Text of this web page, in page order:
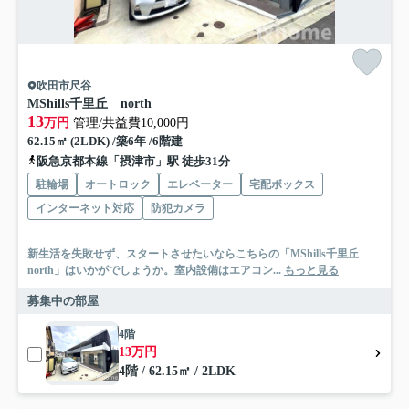
吹田市尺谷
MShills千里丘 north
13万円 管理/共益費10,000円
62.15㎡ (2LDK) /築6年 /6階建
阪急京都本線「摂津市」駅 徒歩31分
駐輪場 オートロック エレベーター
宅配ボックス
インターネット対応
防犯カメラ
新生活を失敗せず、スタートさせたいならこちらの「MShills千里丘
north」はいかがでしょうか。室内設備はエアコン... もっと見る
募集中の部屋
4階
13万円
4階 / 62.15㎡ / 2LDK